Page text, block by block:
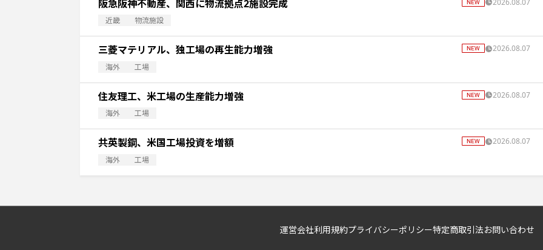
阪急阪神不動産、関西に物流拠点2施設完成
近畿 物流施設
三菱マテリアル、独工場の再生能力増強
海外 工場
2026.08.07
住友理工、米工場の生産能力増強
海外 工場
2026.08.07
共英製鋼、米国工場投資を増額
海外 工場
2026.08.07
運営会社利用規約プライバシーポリシー特定商取引法お問い合わせ